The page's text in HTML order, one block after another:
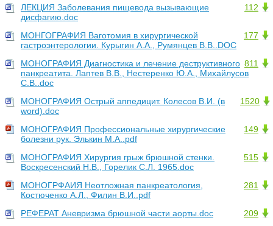
112
ЛЕКЦИЯ Заболевания пищевода вызывающие
дисфагию.doc
177
МОНГОГРАФИЯ Ваготомия в хирургической
гастроэнтерологии. Курыгин А.А., Румянцев В.В..DOC
811
МОНОГРАФИЯ Диагностика и лечение деструктивного
панкреатита. Лаптев В.В., Нестеренко Ю.А., Михайлусов
С.В..doc
1520
МОНОГРАФИЯ Острый аппедицит. Колесов В.И. (в
word).doc
149
МОНОГРАФИЯ Профессиональные хирургические
болезни рук. Элькин М.А..pdf
515
МОНОГРАФИЯ Хирургия грыж брюшной стенки.
Воскресенский Н.В., Горелик С.Л. 1965.doc
281
МОНОГРФАИЯ Неотложная панкреатология,
Костюченко А.Л., Филин В.И..pdf
209
РЕФЕРАТ Аневризма брюшной части аорты.doc